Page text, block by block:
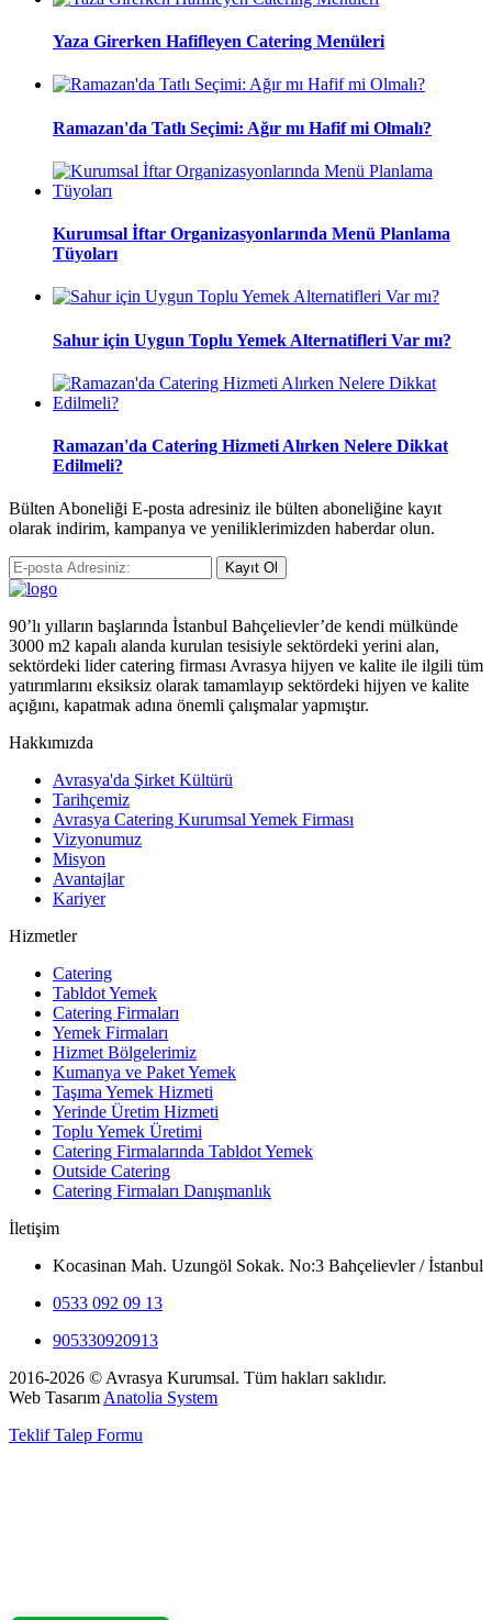
Yaza Girerken Hafifleyen Catering Menüleri
Ramazan'da Tatlı Seçimi: Ağır mı Hafif mi Olmalı?
Kurumsal İftar Organizasyonlarında Menü Planlama
Tüyoları
Sahur için Uygun Toplu Yemek Alternatifleri Var mı?
Ramazan'da Catering Hizmeti Alırken Nelere Dikkat
Edilmeli?
Bülten Aboneliği E-posta adresiniz ile bülten aboneliğine kayıt
olarak indirim, kampanya ve yeniliklerimizden haberdar olun.
Kayıt Ol
90’lı yılların başlarında İstanbul Bahçelievler’de kendi mülkünde
3000 m2 kapalı alanda kurulan tesisiyle sektördeki yerini alan,
sektördeki lider catering firması Avrasya hijyen ve kalite ile ilgili tüm
yatırımlarını eksiksiz olarak tamamlayıp sektördeki hijyen ve kalite
açığını, kapatmak adına önemli çalışmalar yapmıştır.
Hakkımızda
Avrasya'da Şirket Kültürü
Tarihçemiz
Avrasya Catering Kurumsal Yemek Firması
Vizyonumuz
Misyon
Avantajlar
Kariyer
Hizmetler
Catering
Tabldot Yemek
Catering Firmaları
Yemek Firmaları
Hizmet Bölgelerimiz
Kumanya ve Paket Yemek
Taşıma Yemek Hizmeti
Yerinde Üretim Hizmeti
Toplu Yemek Üretimi
Catering Firmalarında Tabldot Yemek
Outside Catering
Catering Firmaları Danışmanlık
İletişim
Kocasinan Mah. Uzungöl Sokak. No:3 Bahçelievler / İstanbul
0533 092 09 13
905330920913
2016-2026 © Avrasya Kurumsal. Tüm hakları saklıdır.
Web TasarımAnatolia System
Teklif Talep Formu